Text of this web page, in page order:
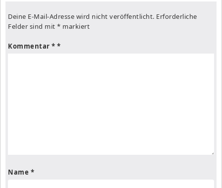
Deine E-Mail-Adresse wird nicht veröffentlicht. Erforderliche
Felder sind mit * markiert
Kommentar *
Name *